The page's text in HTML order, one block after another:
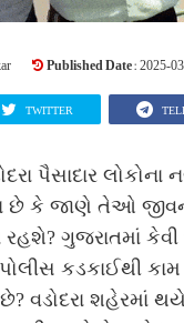
Published Date : 2025-
TWITTER
પૈસાદાર
છે કે જાણે તેઓ જીવન
રહશે? ગુજરાતમાં
કડકાઈથી
વડોદરા શહેરમાં